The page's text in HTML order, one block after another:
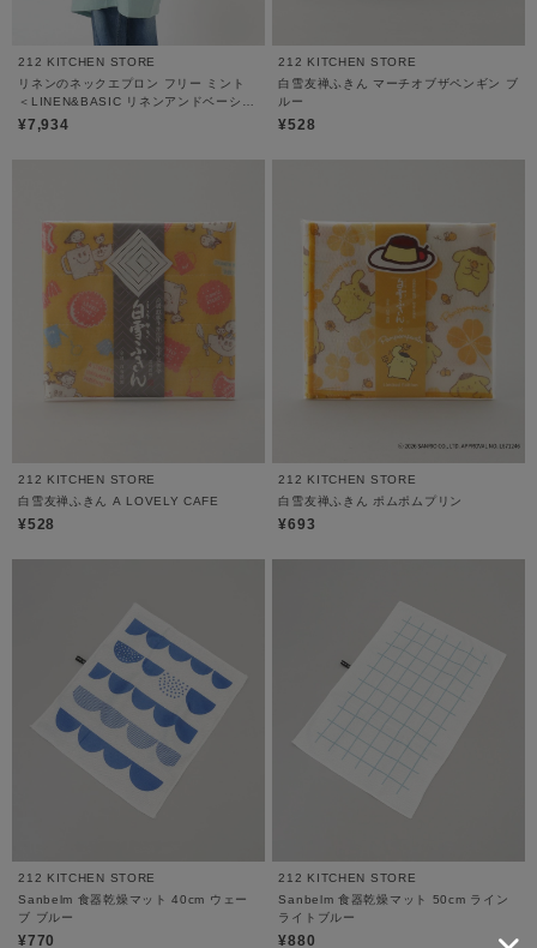
212 KITCHEN STORE
リネンのネックエプロン フリー ミント
＜LINEN&BASIC リネンアンドベーシッ
ク＞
¥7,934
212 KITCHEN STORE
白雪友禅ふきん マーチオブザペンギン ブ
ルー
¥528
212 KITCHEN STORE
白雪友禅ふきん A LOVELY CAFE
¥528
212 KITCHEN STORE
白雪友禅ふきん ポムポムプリン
¥693
212 KITCHEN STORE
Sanbelm 食器乾燥マット 40cm ウェー
ブ ブルー
¥770
212 KITCHEN STORE
Sanbelm 食器乾燥マット 50cm ライン
ライトブルー
¥880